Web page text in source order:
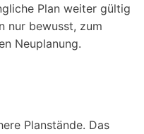
Plan weiter gültig
nur bewusst, zum
Neuplanung.
Planstände. Das